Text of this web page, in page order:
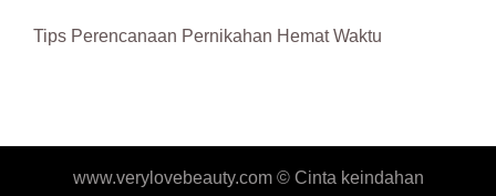
Tips Perencanaan Pernikahan Hemat Waktu
www.verylovebeauty.com © Cinta keindahan